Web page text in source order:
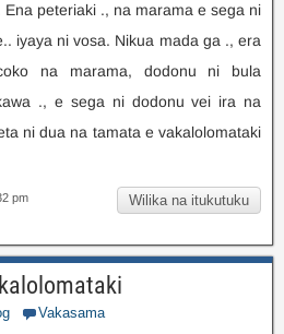
peteriaki ., na marama e sega ni
iyaya ni vosa. Nikua mada ga ., era
na marama, dodonu ni bula
., e sega ni dodonu vei ira na
ni dua na tamata e vakalolomataki
Wilika na itukutuku
pm
Vakasama